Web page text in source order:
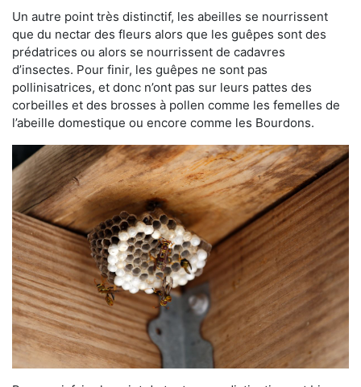
Un autre point très distinctif, les abeilles se nourrissent
que du nectar des fleurs alors que les guêpes sont des
prédatrices ou alors se nourrissent de cadavres
d’insectes. Pour finir, les guêpes ne sont pas
pollinisatrices, et donc n’ont pas sur leurs pattes des
corbeilles et des brosses à pollen comme les femelles de
l’abeille domestique ou encore comme les Bourdons.